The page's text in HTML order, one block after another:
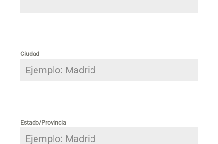
Ciudad
Estado/Provincia